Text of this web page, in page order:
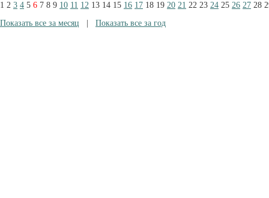
1 2 3 4 5 6 7 8 9 10 11 12 13 14 15 16 17 18 19 20 21 22 23 24 25 26 27 28
Показать все за месяц
Показать все за год